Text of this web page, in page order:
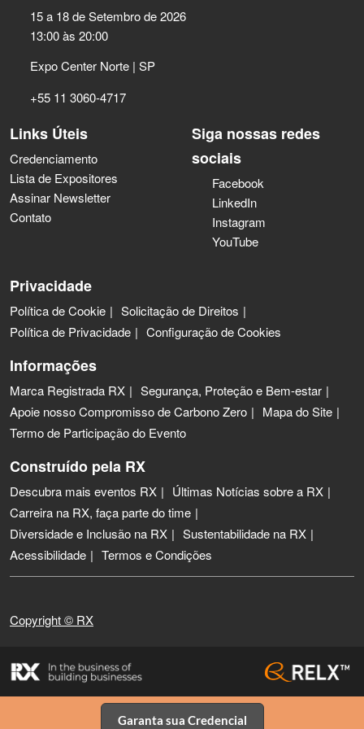
15 a 18 de Setembro de 2026
13:00 às 20:00
Expo Center Norte | SP
+55 11 3060-4717
Links Úteis
Credenciamento
Lista de Expositores
Assinar Newsletter
Contato
Siga nossas redes
sociais
Facebook
LinkedIn
Instagram
YouTube
Privacidade
Política de Cookie
Solicitação de Direitos
Política de Privacidade
Configuração de Cookies
Informações
Marca Registrada RX
Segurança, Proteção e Bem-estar
Apoie nosso Compromisso de Carbono Zero
Mapa do Site
Termo de Participação do Evento
Construído pela RX
Descubra mais eventos RX
Últimas Notícias sobre a RX
Carreira na RX, faça parte do time
Diversidade e Inclusão na RX
Sustentabilidade na RX
Acessibilidade
Termos e Condições
Copyright © RX
Garanta sua Credencial